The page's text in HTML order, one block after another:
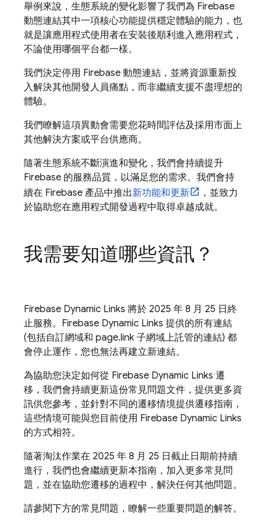
舉例來說，生態系統的變化影響了我們為 Firebase
動態連結其中一項核心功能提供穩定體驗的能力，也
就是讓應用程式使用者在安裝後順利進入應用程式，
不論使用哪個平台都一樣。
我們決定停用 Firebase 動態連結，並將資源重新投
入解決其他開發人員痛點，而非繼續支援不盡理想的
體驗。
我們瞭解這項異動會需要您花時間評估及採用市面上
其他解決方案或平台供應商。
隨著生態系統不斷演進和變化，我們會持續提升
Firebase 的服務品質，以滿足您的需求。我們會持
續在 Firebase 產品中推出新功能和更新
，並致力
於協助您在應用程式開發過程中取得卓越成就。
我需要知道哪些資訊？
Firebase Dynamic Links 將於 2025 年 8 月 25 日終
止服務。Firebase Dynamic Links 提供的所有連結
(包括自訂網域和 page.link 子網域上託管的連結) 都
會停止運作，您也無法再建立新連結。
為協助您決定如何從 Firebase Dynamic Links 遷
移，我們會持續更新這份常見問題文件，提供更多資
訊供您參考，並針對不同的遷移情境提供遷移指南，
這些情境可能與您目前使用 Firebase Dynamic Links
的方式相符。
隨著淘汰作業在 2025 年 8 月 25 日截止日期前持續
進行，我們也會繼續更新本指南，加入更多常見問
題，並在協助您遷移的過程中，解決任何其他問題。
請參閱下方的常見問題，瞭解一些重要問題的解答。